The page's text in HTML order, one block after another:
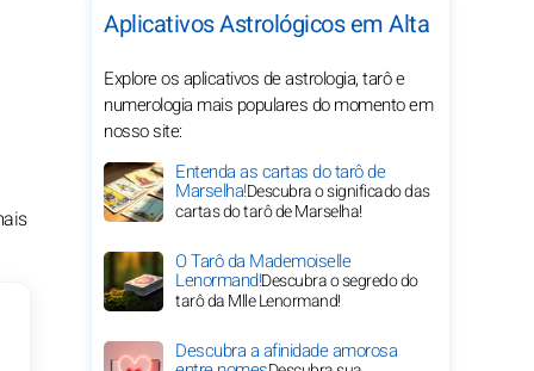
Aplicativos Astrológicos em Alta
Explore os aplicativos de astrologia, tarô e
numerologia mais populares do momento em
nosso site:
Entenda as cartas do tarô de
Marselha!Descubra o significado das
cartas do tarô de Marselha!
O Tarô da Mademoiselle
Lenormand!Descubra o segredo do
tarô da Mlle Lenormand!
Descubra a afinidade amorosa